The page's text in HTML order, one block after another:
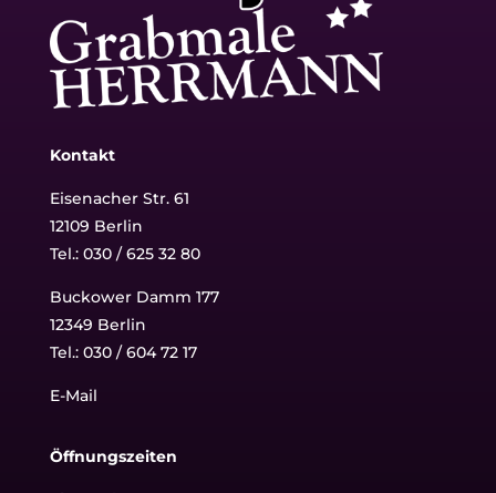
Kontakt
Eisenacher Str. 61
12109 Berlin
Tel.: 030 / 625 32 80
Buckower Damm 177
12349 Berlin
Tel.: 030 / 604 72 17
E-Mail
Öffnungszeiten